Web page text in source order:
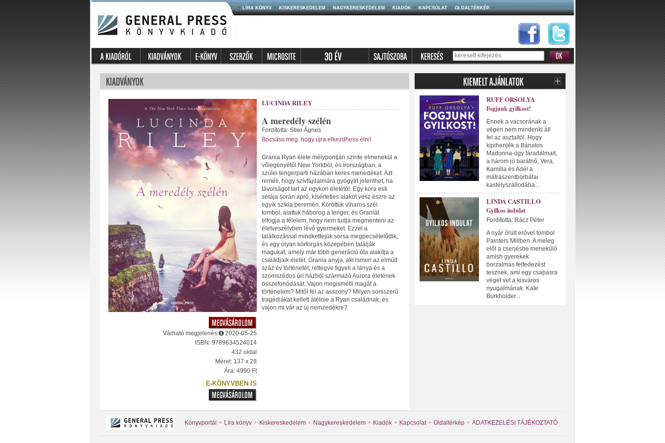
LÍRA KÖNYV KISKERESKEDELEM NAGYKERESKEDELEM KIADÓK KAPCSOLAT OLDALTÉRKÉP
Várható megjelenés:
2020-05-25
ISBN: 9789634524014
432 oldal
Méret: 137 x 28
Ára: 4990 Ft
E-KÖNYVBEN IS
LUCINDA RILEY
A meredély szélén
Fordította: Stier Ágnes
Bocsáss meg, hogy újra elkezdhess élni!
Grania Ryan élete mélypontján szinte elmenekül a
vőlegényétől New Yorkból, és Írországban, a
szülei tengerparti házában keres menedéket. Azt
reméli, hogy szívfájdalmára gyógyírt jelenthet, ha
távolságot tart az egykori életétől. Egy kora esti
sétája során apró, kísérteties alakot vesz észre az
egyik szikla peremén. Köröttük viharos szél
tombol, alattuk háborog a tenger, és Graniát
elfogja a félelem, hogy nem tudja megmenteni az
életveszélyben lévő gyermeket. Ezzel a
találkozással mindkettejük sorsa megpecsételődik,
és egy olyan körforgás közepében találják
magukat, amely már több generáció óta alakítja a
családjaik életét. Grania anyja, aki ismeri az elmúlt
száz év történetét, rettegve figyeli a lánya és a
szomszédos úri házból származó Aurora életének
összefonódását. Vajon megismétli magát a
történelem? Mitől fél az asszony? Milyen sorsszerű
tragédiákat kellett átélnie a Ryan családnak, és
vajon mi vár az új nemzedékre?
RUFF ORSOLYA
Fogjunk gyilkost!
Ennek a vacsorának a
végén nem mindenki áll
fel az asztaltól. Hogy
kipihenjék a Bánatos
Madonna-ügy fáradalmait,
a három jó barátnő, Vera,
Kamilla és Adél a
mátraszentborbálai
kastélyszállodába...
LINDA CASTILLO
Gyilkos indulat
Fordította: Rácz Péter
A nyár őrült erővel tombol
Painters Millben. A meleg
elől a cserjésbe menekülő
amish gyerekek
borzalmas felfedezést
tesznek, ami egy csapásra
véget vet a kisváros
nyugalmának. Kate
Burkholder...
Könyvportál Líra könyv Kiskereskedelem Nagykereskedelem Kiadók Kapcsolat Oldaltérkép ADATKEZELÉSI TÁJÉKOZTATÓ